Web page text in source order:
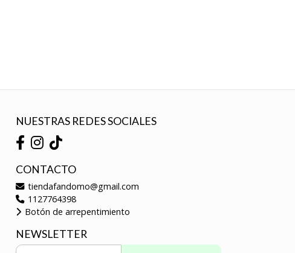
NUESTRAS REDES SOCIALES
CONTACTO
tiendafandomo@gmail.com
1127764398
Botón de arrepentimiento
NEWSLETTER